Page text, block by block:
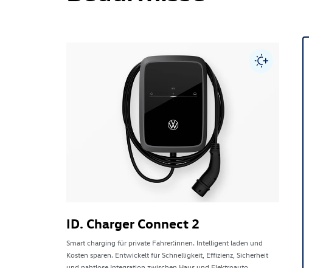
ID. Charger Connect 2
Smart charging für private Fahrer:innen. Intelligent laden und
Kosten sparen. Entwickelt für Schnelligkeit, Effizienz, Sicherheit